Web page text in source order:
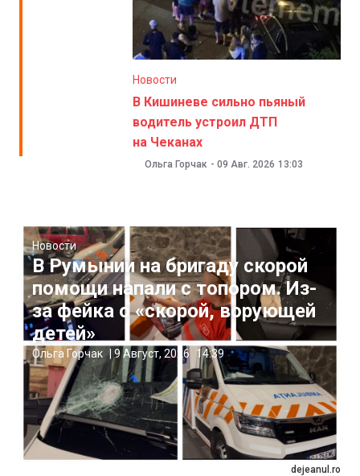
Новости
В Кишиневе сильно пьяный
водитель устроил ДТП
на Чеканах
Ольга Горчак - 09 Авг. 2026 13:03
dejeanul.ro
Новости
В Румынии на бригаду скорой
помощи напали с топором. Из-
за фейка о «скорой, ворующей
детей»
Ольга Горчак 9 Август, 2026 14:39